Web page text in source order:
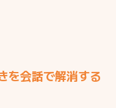
を会話で解消する